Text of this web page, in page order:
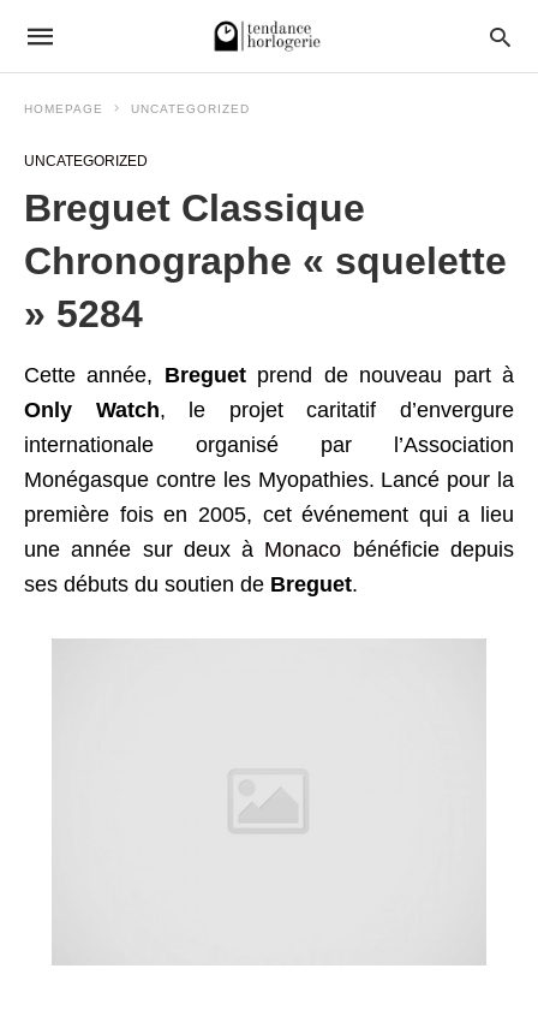
HOMEPAGE UNCATEGORIZED
UNCATEGORIZED
Breguet Classique
Chronographe « squelette
» 5284
Cette année, Breguetprend de nouveau part à
Only Watch, le projet caritatif d’envergure
internationale organisé par l’Association
Monégasque contre les Myopathies. Lancé pour la
première fois en 2005, cet événement qui a lieu
une année sur deux à Monaco bénéficie depuis
ses débuts du soutien de Breguet.